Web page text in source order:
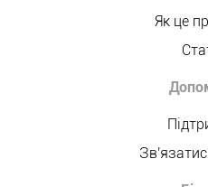
Як це